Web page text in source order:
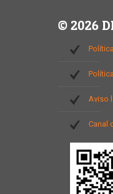
© 2026
Aviso
Canal